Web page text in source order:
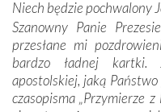
mieliśmy okazję
otacza nie tylko nasz
się Jej ufnie oddają, a
Jej siebie oraz swych
Dzieje Portugalii to
Niech będzie pochwalony
Szanowny Panie
przesłane mi
bardzo ładnej kartki.
apostolskiej, jaką
czasopisma „Przymierze z